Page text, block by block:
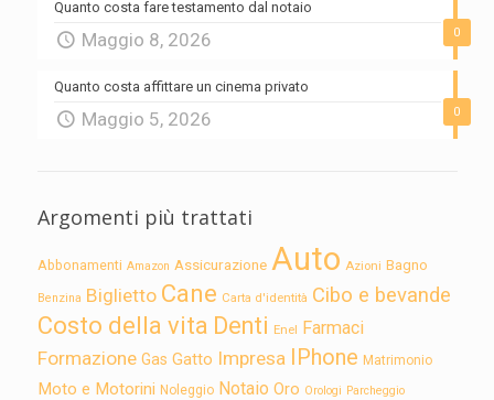
0
Quanto costa fare testamento dal notaio
Maggio 8, 2026
0
Quanto costa affittare un cinema privato
Maggio 5, 2026
Argomenti più trattati
Abbonamenti Amazon Assicurazione Auto Azioni Bagno
Benzina Biglietto Cane Carta d'identità Cibo e bevande
Costo della vita Denti Enel Farmaci
Formazione Gas Gatto Impresa IPhone Matrimonio
Moto e Motorini Noleggio Notaio Oro Orologi Parcheggio